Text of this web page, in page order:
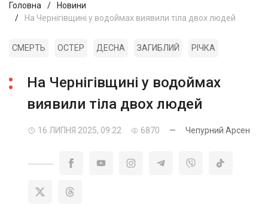
Головна
Новини
На Чернігівщині у водоймах виявили тіла двох людей
СМЕРТЬ ОСТЕР ДЕСНА ЗАГИБЛИЙ РІЧКА
На Чернігівщині у водоймах
виявили тіла двох людей
16 ЛИПНЯ 2025, 09:22 6870 — Чепурний Арсен